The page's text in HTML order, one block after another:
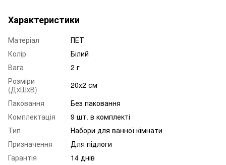
Характеристики
Матеріал
ПЕТ
Колір
Білий
Вага
2 г
Розміри
(ДхШхВ)
20х2 см
Паковання
Без паковання
Комплектація
9 шт. в комплекті
Тип
Набори для ванної кімнати
Призначення
Для підлоги
Гарантія
14 днів